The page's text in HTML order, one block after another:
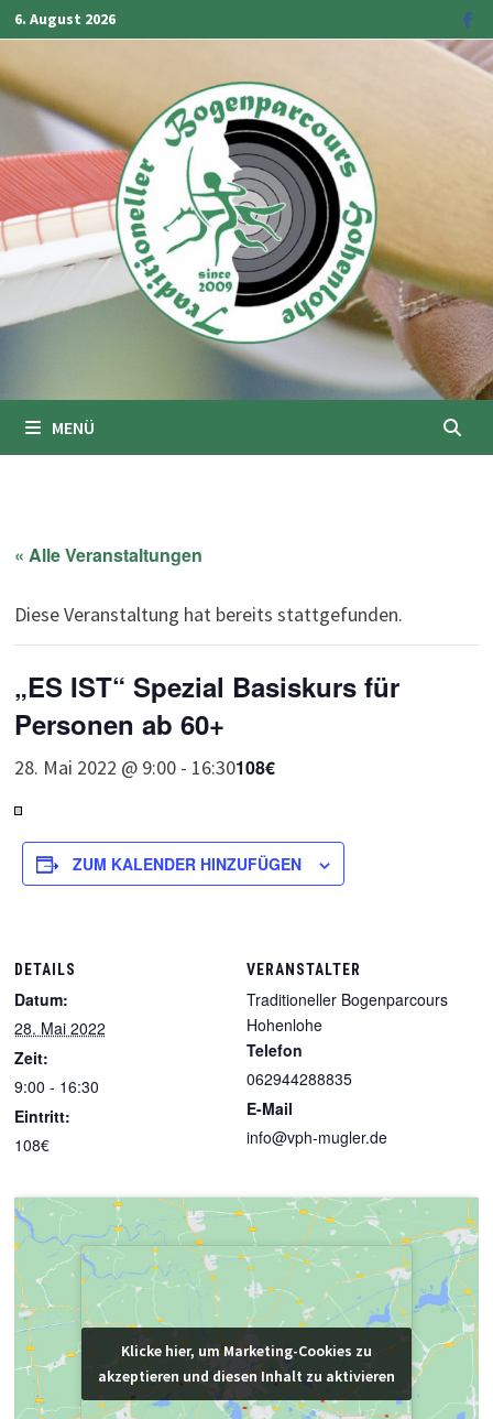
Zum
Inhalt
springen
6. August 2026
MENÜ
« Alle Veranstaltungen
Diese Veranstaltung hat bereits stattgefunden.
„ES IST“ Spezial Basiskurs für
Personen ab 60+
28. Mai 2022 @ 9:00- 16:30108€
ZUM KALENDER HINZUFÜGEN
DETAILS
Datum:
28. Mai 2022
Zeit:
9:00 - 16:30
Eintritt:
108€
VERANSTALTER
Traditioneller Bogenparcours
Hohenlohe
Telefon
062944288835
E-Mail
info@vph-mugler.de
Klicke hier, um Marketing-Cookies zu
akzeptieren und diesen Inhalt zu aktivieren
Klicke hier, um Marketing-Cookies zu
akzeptieren und diesen Inhalt zu aktivieren